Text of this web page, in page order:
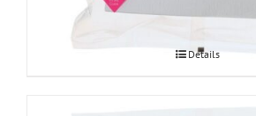
Details